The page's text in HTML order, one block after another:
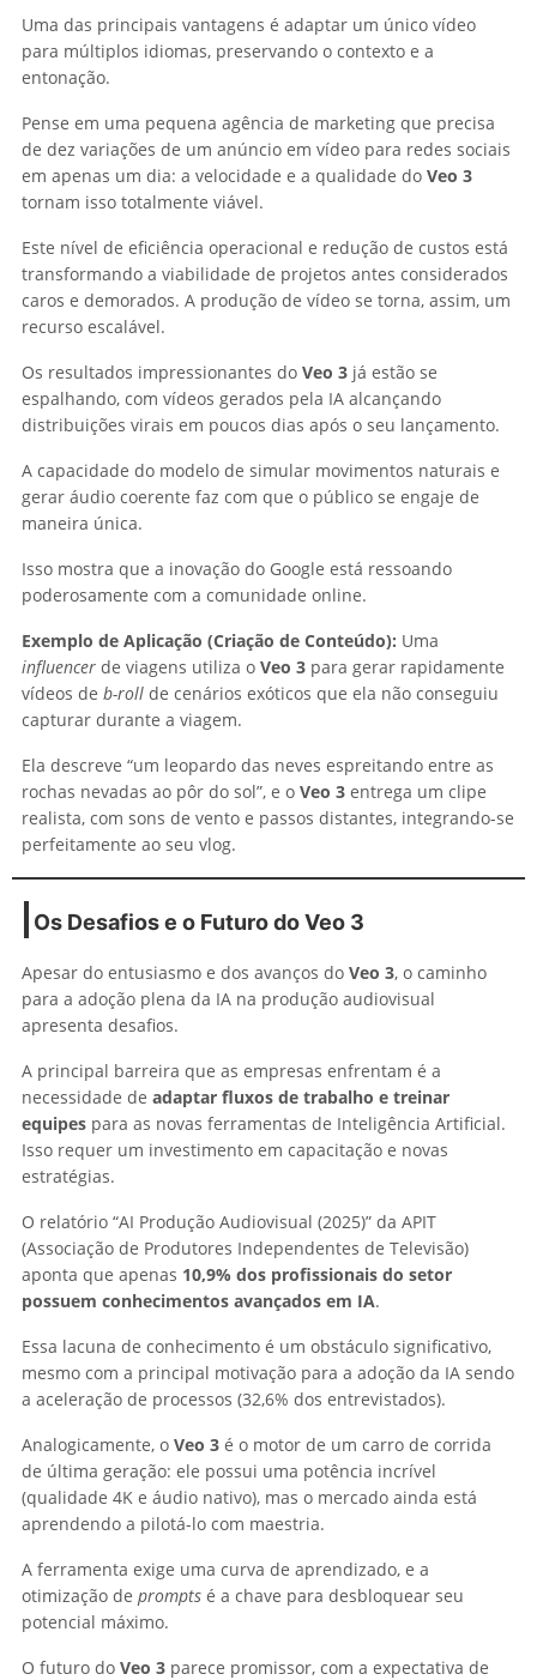
Uma das principais vantagens é adaptar um único vídeo
para múltiplos idiomas, preservando o contexto e a
entonação.
Pense em uma pequena agência de marketing que precisa
de dez variações de um anúncio em vídeo para redes sociais
em apenas um dia: a velocidade e a qualidade do Veo 3
tornam isso totalmente viável.
Este nível de eficiência operacional e redução de custos está
transformando a viabilidade de projetos antes considerados
caros e demorados. A produção de vídeo se torna, assim, um
recurso escalável.
Os resultados impressionantes do Veo 3 já estão se
espalhando, com vídeos gerados pela IA alcançando
distribuições virais em poucos dias após o seu lançamento.
A capacidade do modelo de simular movimentos naturais e
gerar áudio coerente faz com que o público se engaje de
maneira única.
Isso mostra que a inovação do Google está ressoando
poderosamente com a comunidade online.
Exemplo de Aplicação (Criação de Conteúdo): Uma
influencer de viagens utiliza o Veo 3 para gerar rapidamente
vídeos de b-roll de cenários exóticos que ela não conseguiu
capturar durante a viagem.
Ela descreve “um leopardo das neves espreitando entre as
rochas nevadas ao pôr do sol”, e o Veo 3 entrega um clipe
realista, com sons de vento e passos distantes, integrando-se
perfeitamente ao seu vlog.
Os Desafios e o Futuro do Veo 3
Apesar do entusiasmo e dos avanços do Veo 3, o caminho
para a adoção plena da IA na produção audiovisual
apresenta desafios.
A principal barreira que as empresas enfrentam é a
necessidade de adaptar fluxos de trabalho e treinar
equipes para as novas ferramentas de Inteligência Artificial.
Isso requer um investimento em capacitação e novas
estratégias.
O relatório “AI Produção Audiovisual (2025)” da APIT
(Associação de Produtores Independentes de Televisão)
aponta que apenas 10,9% dos profissionais do setor
possuem conhecimentos avançados em IA.
Essa lacuna de conhecimento é um obstáculo significativo,
mesmo com a principal motivação para a adoção da IA sendo
a aceleração de processos (32,6% dos entrevistados).
Analogicamente, o Veo 3 é o motor de um carro de corrida
de última geração: ele possui uma potência incrível
(qualidade 4K e áudio nativo), mas o mercado ainda está
aprendendo a pilotá-lo com maestria.
A ferramenta exige uma curva de aprendizado, e a
otimização de prompts é a chave para desbloquear seu
potencial máximo.
O futuro do Veo 3 parece promissor, com a expectativa de